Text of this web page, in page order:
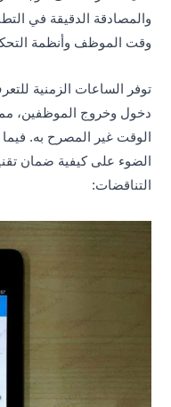
والمصادقة الدقيقة في
وقت الموظف وأنظمة
توفر الساعات الزمنية
دخول وخروج الموظفين،
الوقت غير المصرح به.
الضوء على كيفية ضمان
التناقضات: